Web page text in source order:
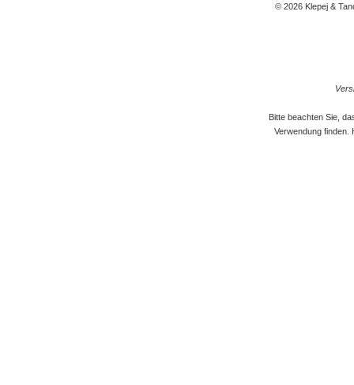
© 2026 Klepej &
Bitte beachten Sie,
Verwendung finden.